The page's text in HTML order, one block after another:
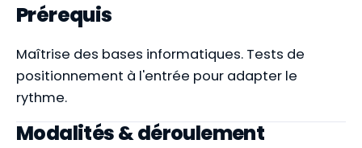
Prérequis
Maîtrise des bases informatiques. Tests de
positionnement à l'entrée pour adapter le
rythme.
Modalités & déroulement